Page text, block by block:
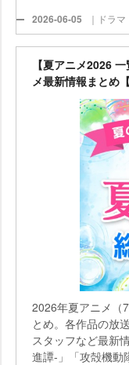
2026-06-05 ｜ドラマ
【夏アニメ2026
メ最新情報まとめ
2026年夏アニメ（
とめ。各作品の放
スタッフなど最新
進譚-」「攻殻機動